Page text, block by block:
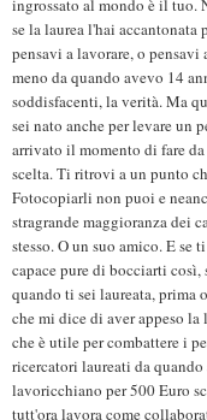
ingrossato al mondo è il tuo.
se la laurea l'hai accantonata
pensavi a lavorare, o
meno da quando avevo 14
soddisfacenti, la verità. Ma
sei nato anche per levare un
arrivato il momento di fare
scelta. Ti ritrovi a un punto
Fotocopiarli non puoi e
stragrande maggioranza dei
stesso. O un suo amico. E
capace pure di bocciarti così,
quando ti sei laureata, prima
che mi dice di aver appeso la
che è utile per combattere i
ricercatori laureati da
lavoricchiano per 500 Euro
tutt'ora lavora come